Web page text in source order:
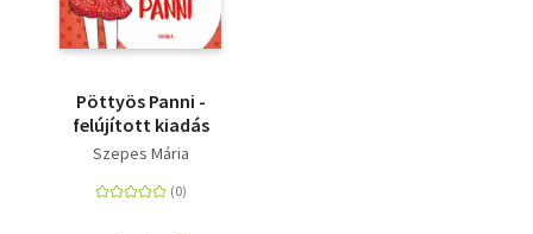
Pöttyös Panni -
felújított kiadás
Szepes Mária